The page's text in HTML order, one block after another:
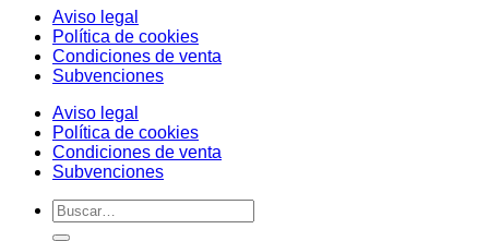
Aviso legal
Política de cookies
Condiciones de venta
Subvenciones
Aviso legal
Política de cookies
Condiciones de venta
Subvenciones